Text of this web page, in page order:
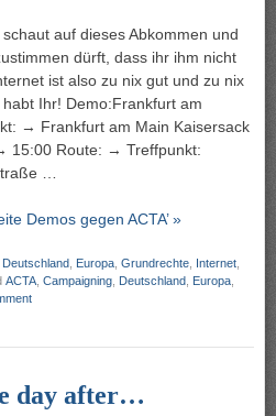
auf dieses Abkommen und
dürft, dass ihr ihm nicht
ist also zu nix gut und zu nix
Ihr! Demo:Frankfurt am
→ Frankfurt am Main Kaisersack
15:00 Route: → Treffpunkt:
…
Demos gegen ACTA’ »
Deutschland, Europa, Grundrechte, Internet,
ACTA, Campaigning, Deutschland, Europa,
day after…